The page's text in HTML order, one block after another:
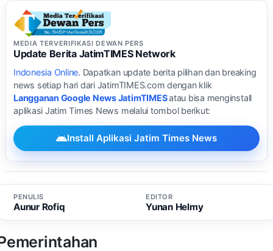
MEDIA TERVERIFIKASI DEWAN PERS
Update Berita JatimTIMES Network
Indonesia Online. Dapatkan update berita pilihan dan breaking
news setiap hari dari JatimTIMES.com dengan klik
Langganan Google News JatimTIMESatau bisa menginstall
aplikasi Jatim Times News melalui tombol berikut:
Install Aplikasi Jatim Times News
PENULIS
Aunur Rofiq
EDITOR
Yunan Helmy